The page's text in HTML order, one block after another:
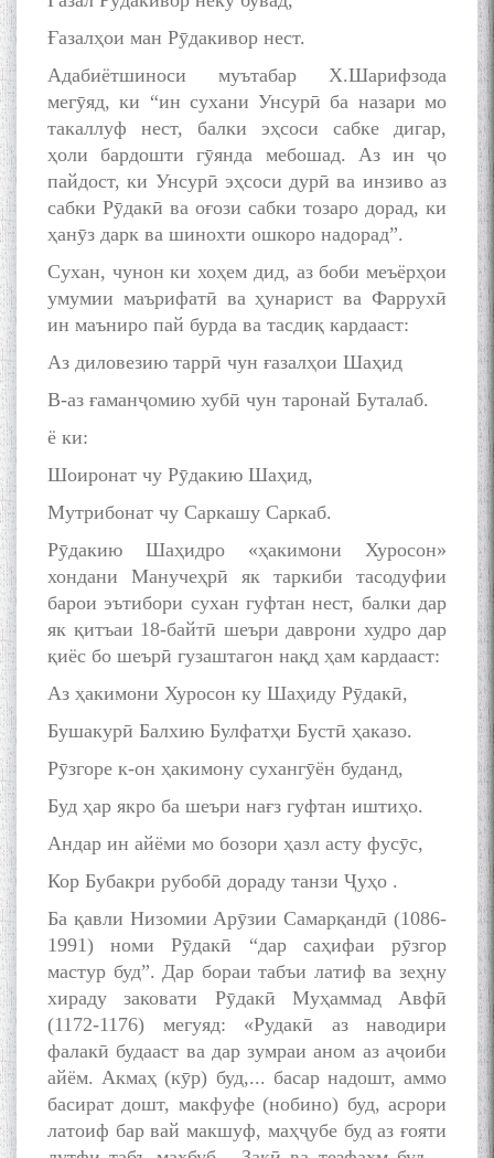
Ғазалҳои ман Рӯдакивор нест.
Адабиётшиноси муътабар Х.Шарифзода
мегӯяд, ки “ин сухани Унсурӣ ба назари мо
такаллуф нест, балки эҳсоси сабке дигар,
ҳоли бардошти гӯянда мебошад. Аз ин ҷо
пайдост, ки Унсурӣ эҳсоси дурӣ ва инзиво аз
сабки Рӯдакӣ ва оғози сабки тозаро дорад, ки
ҳанӯз дарк ва шинохти ошкоро надорад”.
Сухан, чунон ки хоҳем дид, аз боби меъёрҳои
умумии маърифатӣ ва ҳунарист ва Фаррухӣ
ин маъниро пай бурда ва тасдиқ кардааст:
Аз диловезию таррӣ чун ғазалҳои Шаҳид
В-аз ғаманҷомию хубӣ чун таронай Буталаб.
ё ки:
Шоиронат чу Рӯдакию Шаҳид,
Мутрибонат чу Саркашу Саркаб.
Рӯдакию Шаҳидро «ҳакимони Хуросон»
хондани Манучеҳрӣ як таркиби тасодуфии
барои эътибори сухан гуфтан нест, балки дар
як қитъаи 18-байтӣ шеъри даврони худро дар
қиёс бо шеърӣ гузаштагон нақд ҳам кардааст:
Аз ҳакимони Хуросон ку Шаҳиду Рӯдакӣ,
Бушакурӣ Балхию Булфатҳи Бустӣ ҳаказо.
Рӯзгоре к-он ҳакимону сухангӯён буданд,
Буд ҳар якро ба шеъри нағз гуфтан иштиҳо.
Андар ин айёми мо бозори ҳазл асту фусӯс,
Кор Бубакри рубобӣ дораду танзи Ҷуҳо .
Ба қавли Низомии Арӯзии Самарқандӣ (1086-
1991) номи Рӯдакӣ “дар саҳифаи рӯзгор
мастур буд”. Дар бораи табъи латиф ва зеҳну
хираду заковати Рӯдакӣ Муҳаммад Авфӣ
(1172-1176) мегуяд: «Рудакӣ аз наводири
фалакӣ будааст ва дар зумраи аном аз аҷоиби
айём. Акмаҳ (кӯр) буд,... басар надошт, аммо
басират дошт, макфуфе (нобино) буд, асрори
латоиф бар вай макшуф, маҳҷубе буд аз ғояти